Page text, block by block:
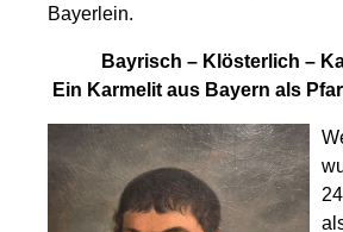
Bayerlein.
Bayrisch – Klösterlich –
Ein Karmelit aus Bayern als